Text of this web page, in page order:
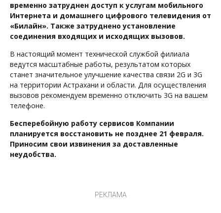
временно затруднен доступ к услугам мобильного
Интернета и домашнего цифрового телевидения от
«Билайн». Также затруднено установление
соединения входящих и исходящих вызовов.
В настоящий момент технической службой филиала
ведутся масштабные работы, результатом которых
станет значительное улучшение качества связи 2G и 3G
на территории Астрахани и области. Для осуществления
вызовов рекомендуем временно отключить 3G на вашем
телефоне.
Бесперебойную работу сервисов Компании
планируется восстановить не позднее 21 февраля.
Приносим свои извинения за доставленные
неудобства.
РЕКЛАМА